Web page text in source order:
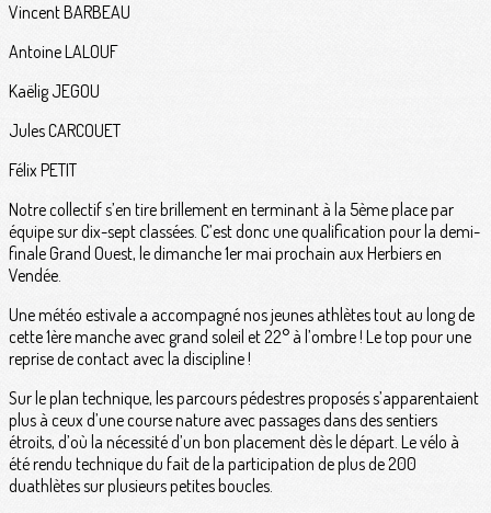
Vincent BARBEAU
Antoine LALOUF
Kaëlig JEGOU
Jules CARCOUET
Félix PETIT
Notre collectif s’en tire brillement en terminant à la 5ème place par
équipe sur dix-sept classées. C’est donc une qualification pour la demi-
finale Grand Ouest, le dimanche 1er mai prochain aux Herbiers en
Vendée.
Une météo estivale a accompagné nos jeunes athlètes tout au long de
cette 1ère manche avec grand soleil et 22° à l’ombre ! Le top pour une
reprise de contact avec la discipline !
Sur le plan technique, les parcours pédestres proposés s’apparentaient
plus à ceux d’une course nature avec passages dans des sentiers
étroits, d’où la nécessité d’un bon placement dès le départ. Le vélo à
été rendu technique du fait de la participation de plus de 200
duathlètes sur plusieurs petites boucles.